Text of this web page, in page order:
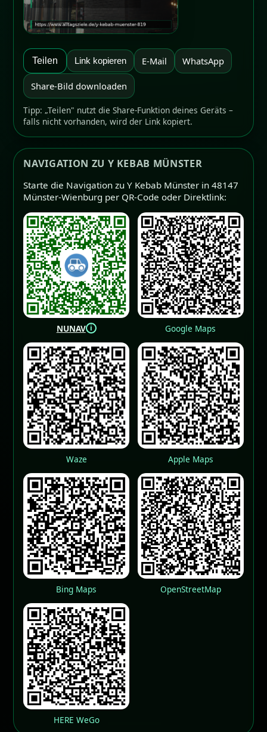
Teilen Link kopieren E-Mail WhatsApp
Share-Bild downloaden
Tipp: „Teilen" nutzt die Share-Funktion deines Geräts –
falls nicht vorhanden, wird der Link kopiert.
NAVIGATION ZU Y KEBAB MÜNSTER
Starte die Navigation zu Y Kebab Münster in 48147
Münster-Wienburg per QR-Code oder Direktlink:
NUNAV i Google Maps
Waze Apple Maps
Bing Maps OpenStreetMap
HERE WeGo